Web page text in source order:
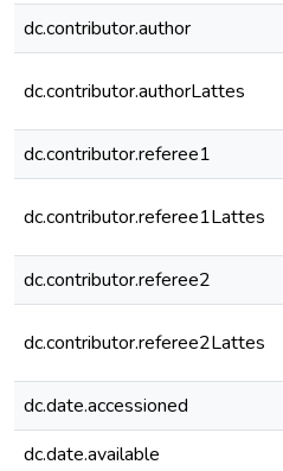
dc.contributor.author
dc.contributor.authorLattes
dc.contributor.referee1
dc.contributor.referee1Lattes
dc.contributor.referee2
dc.contributor.referee2Lattes
dc.date.accessioned
dc.date.available